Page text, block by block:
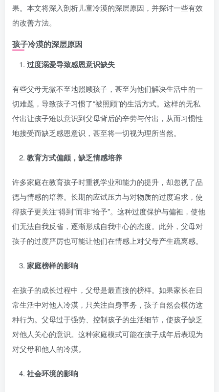
果。本文将深入剖析儿童冷漠的深层原因，并探讨一些有效
的改善方法。
孩子冷漠的深层原因
过度溺爱导致感恩意识缺失
有些父母无微不至地照顾孩子，甚至为他们解决生活中的一
切难题，导致孩子习惯了“被照顾”的生活方式。这样的无私
付出让孩子难以意识到父母背后的辛劳与付出，从而习惯性
地接受而缺乏感恩意识，甚至将一切视为理所当然。
教育方式偏颇，缺乏情感培养
许多家庭在教育孩子时重视学业和能力的提升，却忽视了品
德与情感的培养。长期的应试压力与对物质的过度追求，使
得孩子更关注“得到”而非“给予”。这种过度保护与偏袒，使他
们无法自我反省，逐渐形成自我中心的态度。此外，父母对
孩子的过度严厉也可能让他们在情感上对父母产生疏离感。
家庭榜样的影响
在孩子的成长过程中，父母是最直接的榜样。如果家长在日
常生活中对他人冷漠，只关注自身事务，孩子自然会模仿这
种行为。父母过于强势、控制孩子的生活细节，使孩子缺乏
对他人关心的意识。这种家庭模式可能在孩子成年后表现为
对父母和他人的冷漠。
社会环境的影响